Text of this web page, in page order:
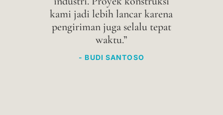
kami jadi lebih lancar karena
pengiriman juga selalu tepat
waktu.”
- BUDI SANTOSO